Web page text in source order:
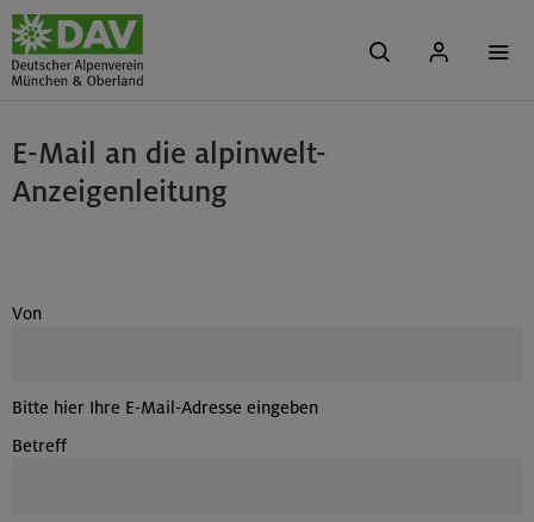
E-Mail an die alpinwelt-
Anzeigenleitung
Von
Bitte hier Ihre E-Mail-Adresse eingeben
Betreff